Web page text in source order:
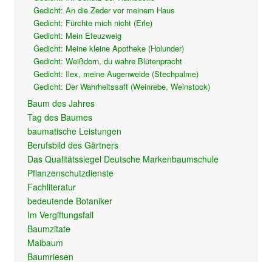
Gedicht: An die Zeder vor meinem Haus
Gedicht: Fürchte mich nicht (Erle)
Gedicht: Mein Efeuzweig
Gedicht: Meine kleine Apotheke (Holunder)
Gedicht: Weißdorn, du wahre Blütenpracht
Gedicht: Ilex, meine Augenweide (Stechpalme)
Gedicht: Der Wahrheitssaft (Weinrebe, Weinstock)
Baum des Jahres
Tag des Baumes
baumatische Leistungen
Berufsbild des Gärtners
Das Qualitätssiegel Deutsche Markenbaumschule
Pflanzenschutzdienste
Fachliteratur
bedeutende Botaniker
Im Vergiftungsfall
Baumzitate
Maibaum
Baumriesen